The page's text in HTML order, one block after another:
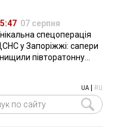
07 серпня
спецоперація
у Запоріжжі: сапери
півторатонну
UA| RU